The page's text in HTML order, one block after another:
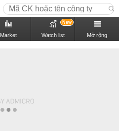
Market Watch list
New
Mở rộng